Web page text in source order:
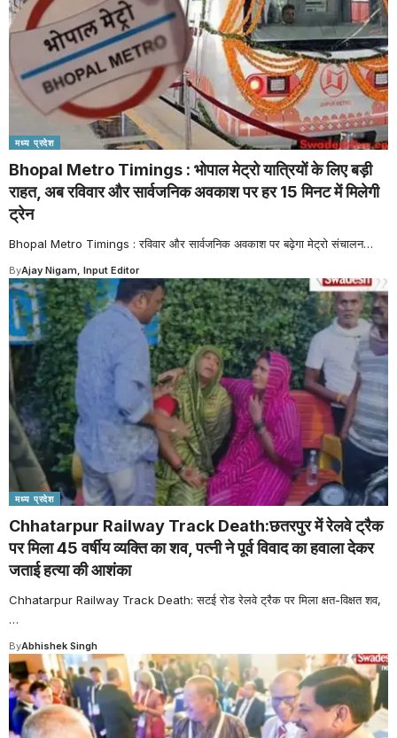
मध्य प्रदेश
Bhopal Metro Timings : भोपाल मेट्रो यात्रियों के लिए बड़ी
राहत, अब रविवार और सार्वजनिक अवकाश पर हर 15 मिनट में मिलेगी
ट्रेन
Bhopal Metro Timings : रविवार और सार्वजनिक अवकाश पर बढ़ेगा मेट्रो संचालन…
ByAjay Nigam, Input Editor
मध्य प्रदेश
Chhatarpur Railway Track Death:छतरपुर में रेलवे ट्रैक
पर मिला 45 वर्षीय व्यक्ति का शव, पत्नी ने पूर्व विवाद का हवाला देकर
जताई हत्या की आशंका
Chhatarpur Railway Track Death: सटई रोड रेलवे ट्रैक पर मिला क्षत-विक्षत शव,
…
ByAbhishek Singh